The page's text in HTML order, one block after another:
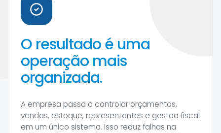
O resultado é uma
operação mais
organizada.
A empresa passa a controlar orçamentos,
vendas, estoque, representantes e gestão fiscal
em um único sistema. Isso reduz falhas na